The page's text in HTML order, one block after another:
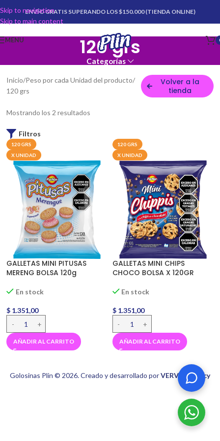
Skip to navigation
Skip to main content
ENVÍO GRATIS SUPERANDO LOS $150.000 (TIENDA ONLINE)
MENU 120 grs
Categorías
Inicio Peso por cada Unidad del producto
120 grs
Volver a la
tienda
Mostrando los 2 resultados
Filtros
120 GRS
X UNIDAD
GALLETAS MINI PITUSAS
MERENG BOLSA 120g
En stock
$ 1.351,00
AÑADIR AL CARRITO
120 GRS
X UNIDAD
GALLETAS MINI CHIPS
CHOCO BOLSA X 120GR
En stock
$1.351,00
AÑADIR AL CARRITO
Golosinas Plin © 2026. Creado y desarrollado porVERVEL agency